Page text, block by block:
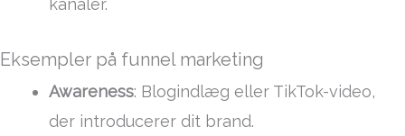
Eksempler på funnel marketing
Awareness: Blogindlæg eller TikTok-video,
der introducerer dit brand.